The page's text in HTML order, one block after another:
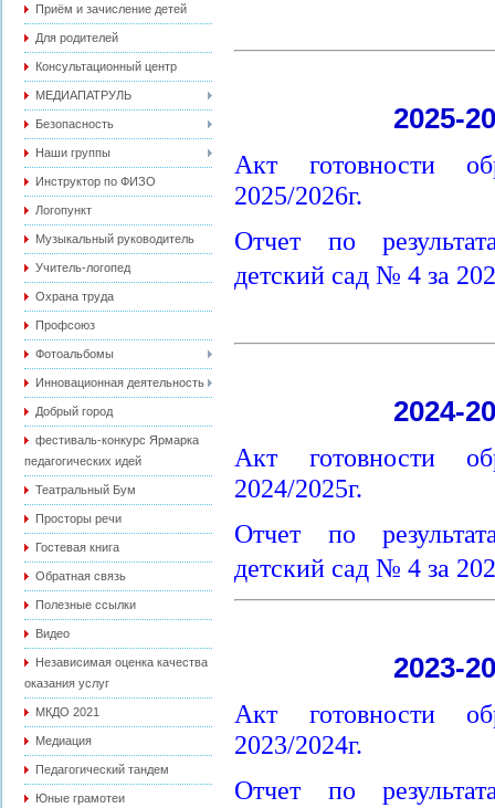
Приём и зачисление детей
Для родителей
Консультационный центр
МЕДИАПАТРУЛЬ
Безопасность
Наши группы
Инструктор по ФИЗО
Логопункт
Музыкальный руководитель
Учитель-логопед
Охрана труда
Профсоюз
Фотоальбомы
Инновационная деятельность
Добрый город
фестиваль-конкурс Ярмарка
педагогических идей
Театральный Бум
Просторы речи
Гостевая книга
Обратная связь
Полезные ссылки
Видео
Независимая оценка качества
оказания услуг
МКДО 2021
Медиация
Педагогический тандем
Юные грамотеи
2025-
Акт готовности
2025/2026г.
Отчет по
детский сад № 4 за
2024-
Акт готовности
2024/2025г.
Отчет по
детский сад № 4 за
2023-
Акт готовности
2023/2024г.
Отчет по